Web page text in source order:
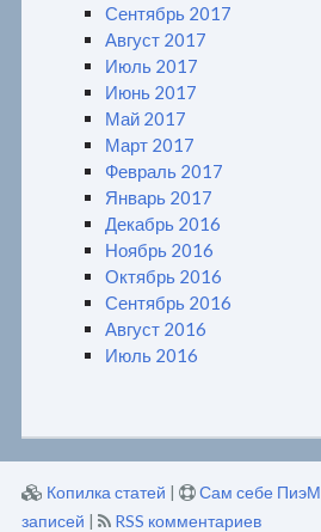
Сентябрь 2017
Август 2017
Июль 2017
Июнь 2017
Май 2017
Март 2017
Февраль 2017
Январь 2017
Декабрь 2016
Ноябрь 2016
Октябрь 2016
Сентябрь 2016
Август 2016
Июль 2016
Копилка статей | Сам себе ПиэМ
записей | RSS комментариев